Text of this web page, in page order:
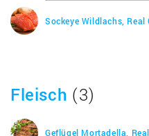
Sockeye Wildlachs, Real
Fleisch (3)
Geflügel Mortadella,